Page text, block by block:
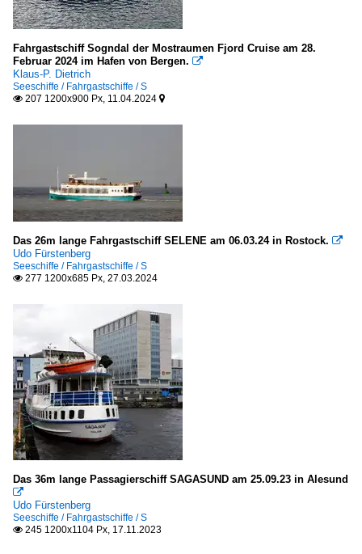
Fahrgastschiff Sogndal der Mostraumen Fjord Cruise am 28.
Februar 2024 im Hafen von Bergen. 
Klaus-P. Dietrich
Seeschiffe / Fahrgastschiffe / S
 207 1200x900 Px, 11.04.2024 
Das 26m lange Fahrgastschiff SELENE am 06.03.24 in Rostock. 
Udo Fürstenberg
Seeschiffe / Fahrgastschiffe / S
 277 1200x685 Px, 27.03.2024
Das 36m lange Passagierschiff SAGASUND am 25.09.23 in Alesund

Udo Fürstenberg
Seeschiffe / Fahrgastschiffe / S
 245 1200x1104 Px, 17.11.2023